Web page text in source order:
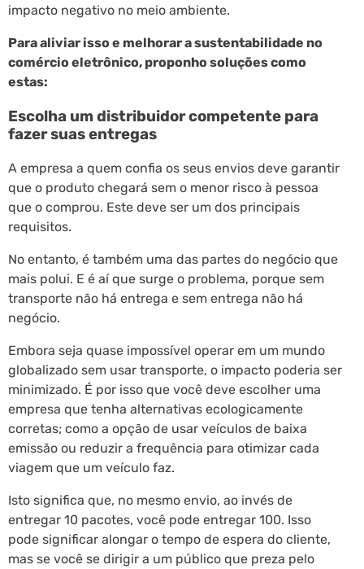
impacto negativo no meio ambiente.
Para aliviar isso e melhorar a sustentabilidade no
comércio eletrônico, proponho soluções como
estas:
Escolha um distribuidor competente para
fazer suas entregas
A empresa a quem confia os seus envios deve garantir
que o produto chegará sem o menor risco à pessoa
que o comprou. Este deve ser um dos principais
requisitos.
No entanto, é também uma das partes do negócio que
mais polui. E é aí que surge o problema, porque sem
transporte não há entrega e sem entrega não há
negócio.
Embora seja quase impossível operar em um mundo
globalizado sem usar transporte, o impacto poderia ser
minimizado. É por isso que você deve escolher uma
empresa que tenha alternativas ecologicamente
corretas; como a opção de usar veículos de baixa
emissão ou reduzir a frequência para otimizar cada
viagem que um veículo faz.
Isto significa que, no mesmo envio, ao invés de
entregar 10 pacotes, você pode entregar 100. Isso
pode significar alongar o tempo de espera do cliente,
mas se você se dirigir a um público que preza pelo